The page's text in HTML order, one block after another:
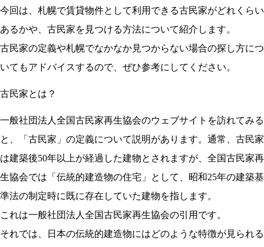
今回は、札幌で賃貸物件として利用できる古民家がどれくらい
あるかや、古民家を見つける方法について紹介します。
古民家の定義や札幌でなかなか見つからない場合の探し方につ
いてもアドバイスするので、ぜひ参考にしてください。
古民家とは？
一般社団法人全国古民家再生協会のウェブサイトを訪れてみる
と、「古民家」の定義について説明があります。通常、古民家
は建築後50年以上が経過した建物とされますが、全国古民家再
生協会では「伝統的建造物の住宅」として、昭和25年の建築基
準法の制定時に既に存在していた建物を指します。
これは一般社団法人全国古民家再生協会の引用です。
それでは、日本の伝統的建造物にはどのような特徴が見られる